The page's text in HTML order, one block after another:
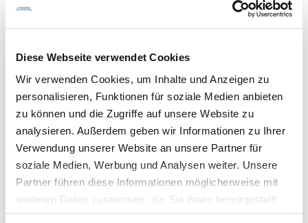
Diese Webseite verwendet Cookies
Wir verwenden Cookies, um Inhalte und Anzeigen zu
personalisieren, Funktionen für soziale Medien anbieten
zu können und die Zugriffe auf unsere Website zu
analysieren. Außerdem geben wir Informationen zu Ihrer
Verwendung unserer Website an unsere Partner für
soziale Medien, Werbung und Analysen weiter. Unsere
Partner führen diese Informationen möglicherweise mit
weiteren Daten zusammen, die Sie ihnen bereitgestellt
haben oder die sie im Rahmen Ihrer Nutzung der Dienste
Das könnte Sie auch interessieren: